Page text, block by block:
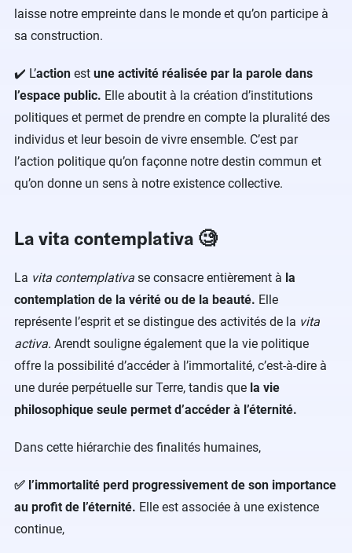
laisse notre empreinte dans le monde et qu’on participe à
sa construction.
✔️ L’action est une activité réalisée par la parole dans
l’espace public. Elle aboutit à la création d’institutions
politiques et permet de prendre en compte la pluralité des
individus et leur besoin de vivre ensemble. C’est par
l’action politique qu’on façonne notre destin commun et
qu’on donne un sens à notre existence collective.
La vita contemplativa 🧐
La vita contemplativa se consacre entièrement à la
contemplation de la vérité ou de la beauté. Elle
représente l’esprit et se distingue des activités de la vita
activa. Arendt souligne également que la vie politique
offre la possibilité d’accéder à l’immortalité, c’est-à-dire à
une durée perpétuelle sur Terre, tandis que la vie
philosophique seule permet d’accéder à l’éternité.
Dans cette hiérarchie des finalités humaines,
✅ l’immortalité perd progressivement de son importance
au profit de l’éternité. Elle est associée à une existence
continue,